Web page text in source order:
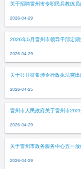
关于招聘雷州市专职民兵教练
2026-04-29
2026年5月雷州市领导干部定
2026-04-29
关于公开征集涉企行政执法突
2026-04-25
雷州市人民政府关于雷州市
2026-04-29
关于雷州市政务服务中心五一
2026-04-29